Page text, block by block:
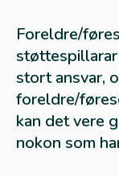
Foreldre/
stort ansvar,
foreldre/
kan det vere
nokon som